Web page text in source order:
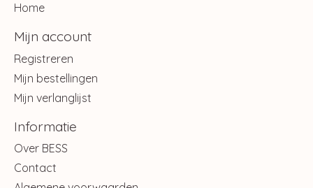
Home
Mijn account
Registreren
Mijn bestellingen
Mijn verlanglijst
Informatie
Over BESS
Contact